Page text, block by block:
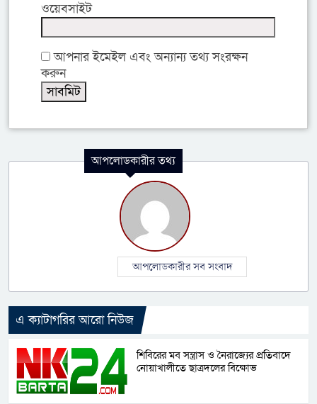
ওয়েবসাইট
আপনার ইমেইল এবং অন্যান্য তথ্য সংরক্ষন
করুন
আপলোডকারীর তথ্য
আপলোডকারীর সব সংবাদ
এ ক্যাটাগরির আরো নিউজ
শিবিরের মব সন্ত্রাস ও নৈরাজ্যের প্রতিবাদে
নোয়াখালীতে ছাত্রদলের বিক্ষোভ